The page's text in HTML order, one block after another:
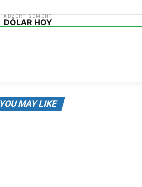
ADVERTISEMENT
DÓLAR HOY
YOU MAY LIKE